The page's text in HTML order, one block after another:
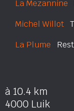
La Mezannine
Michel Willot
La Plume
à 10.4 km
4000 Luik